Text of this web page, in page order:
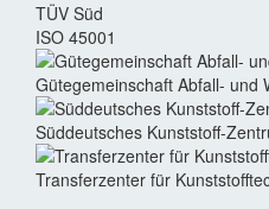
TÜV Süd
ISO 45001
Güte­gemein­schaft Abfall- und
Süddeutsches Kunststoff-
Transferzenter für